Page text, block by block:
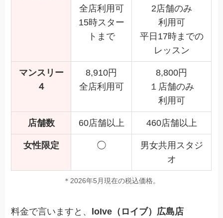
全店利用可
15時スター
トまで
2店舗のみ
利用可
平日17時までの
レッスン
マンスリー
４
8,910円
全店利用可
8,800円
１店舗のみ
利用可
店舗数 60店舗以上 460店舗以上
女性限定 ◯
男女共用スタジ
オ
＊2026年5月現在の税込価格。
料金で言いますと、
loIve（ロイブ）広島店